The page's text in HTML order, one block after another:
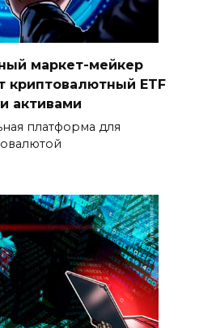
маркет-мейкер
криптовалютный ETF
активами
платформа для